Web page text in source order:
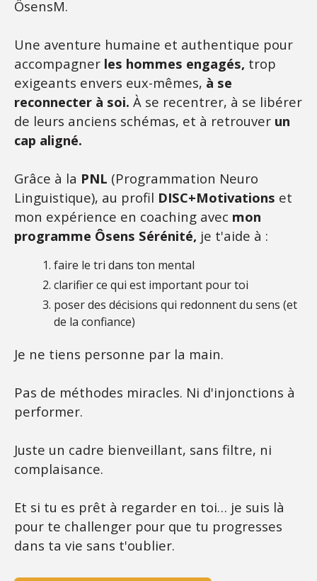
ÔsensM.
Une aventure humaine et authentique pour
accompagner les hommes engagés, trop
exigeants envers eux-mêmes, à se
reconnecter à soi. À se recentrer, à se libérer
de leurs anciens schémas, et à retrouver un
cap aligné.
Grâce à la PNL (Programmation Neuro
Linguistique), au profil DISC+Motivations et
mon expérience en coaching avec mon
programme Ôsens Sérénité, je t'aide à :
faire le tri dans ton mental
clarifier ce qui est important pour toi
poser des décisions qui redonnent du sens (et
de la confiance)
Je ne tiens personne par la main.
Pas de méthodes miracles. Ni d'injonctions à
performer.
Juste un cadre bienveillant, sans filtre, ni
complaisance.
Et si tu es prêt à regarder en toi… je suis là
pour te challenger pour que tu progresses
dans ta vie sans t'oublier.